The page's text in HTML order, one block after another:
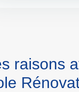
raisons